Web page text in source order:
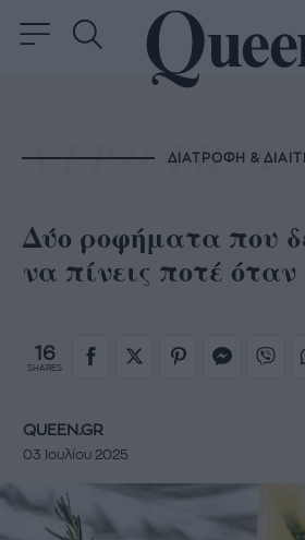
ΔΙΑΤΡΟΦΗ &
Δύο ροφήματα που
να πίνεις ποτέ όταν
16
SHARES
QUEEN.GR
03 Ιουλίου 2025